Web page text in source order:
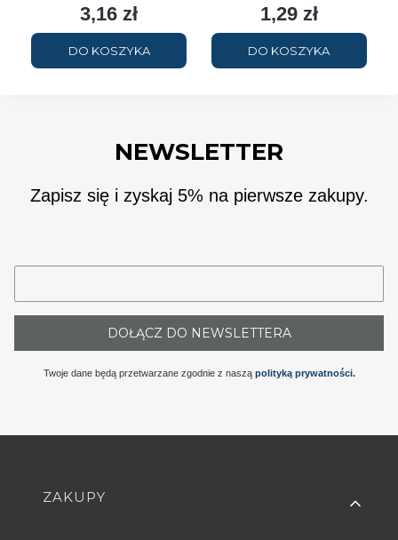
Cena
3,16 zł
DO KOSZYKA
Cena
1,29 zł
DO KOSZYKA
NEWSLETTER
Zapisz się i zyskaj 5% na pierwsze zakupy.
DOŁĄCZ DO NEWSLETTERA
Twoje dane będą przetwarzane zgodnie z naszą polityką prywatności.
Linki w stopce
ZAKUPY